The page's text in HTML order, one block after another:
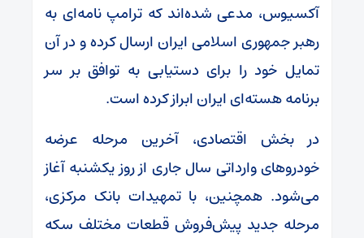
آکسیوس، مدعی شده‌اند که ترامپ نامه‌ای به
رهبر جمهوری اسلامی ایران ارسال کرده و در آن
تمایل خود را برای دستیابی به توافق بر سر
برنامه هسته‌ای ایران ابراز کرده است.
در بخش اقتصادی، آخرین مرحله عرضه
خودروهای وارداتی سال جاری از روز یکشنبه آغاز
می‌شود. همچنین، با تمهیدات بانک مرکزی،
مرحله جدید پیش‌فروش قطعات مختلف سکه